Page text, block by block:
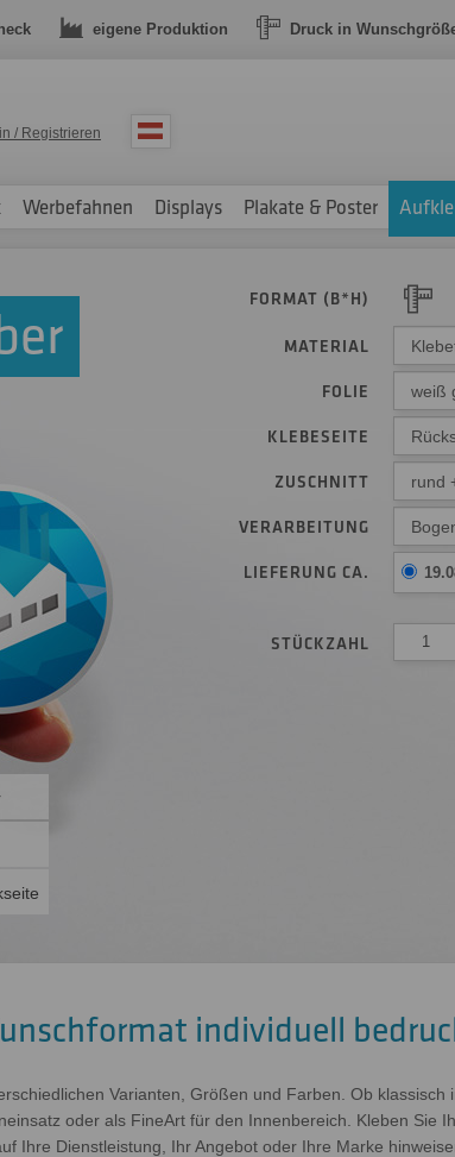
eigene Produktion Druck in
/ Registrieren
Werbefahnen Displays Plakate & Poster
FORMAT (B*H)
MATERIAL
FOLIE weiß
KLEBESEITE
ZUSCHNITT rund
VERARBEITUNG
LIEFERUNG CA.
STÜCKZAHL
individuell
Varianten, Größen und Farben. Ob klassisch
oder als FineArt für den Innenbereich. Kleben Sie
Ihre Dienstleistung, Ihr Angebot oder Ihre Marke